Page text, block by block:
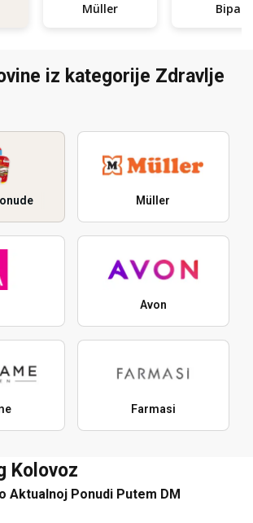
Müller Bipa
iz kategorije Zdravlje
Müller
Avon
Farmasi
Kolovoz
Aktualnoj Ponudi Putem DM